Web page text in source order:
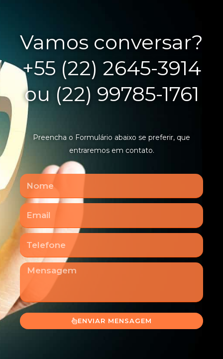
Vamos conversar?
+55 (22) 2645-3914
ou (22) 99785-1761
Preencha o Formulário abaixo se preferir, que
entraremos em contato.
Nome
Email
Telefone
Mensagem
ENVIAR MENSAGEM